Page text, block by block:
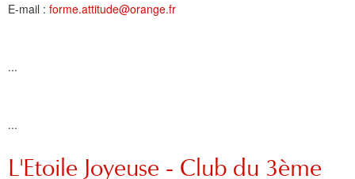
E-mail : forme.attitude@orange.fr
...
...
L'Etoile Joyeuse - Club du 3ème